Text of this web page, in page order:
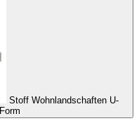
Stoff Wohnlandschaften U-
Form